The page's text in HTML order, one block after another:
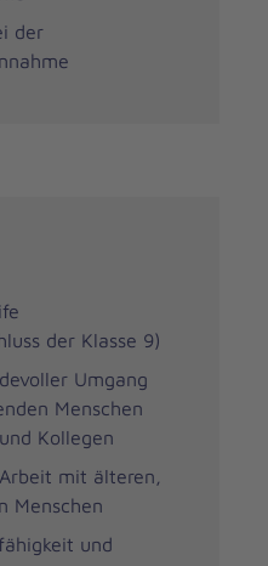
der
der Klasse 9)
Umgang
Menschen
Kollegen
mit älteren,
Menschen
und